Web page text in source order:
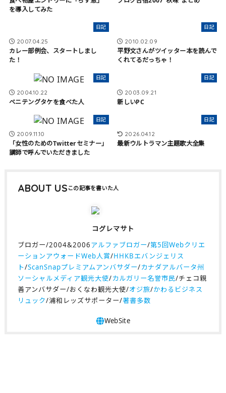
を導入してみた
日記
2007.04.25
カレー部例会、スタートしまし
た！
日記
2010.02.09
平野文さんがツイッター本を読んで
くれてるだっちゃ！
日記
2004.10.22
ベニテングタケを食べた人
日記
2003.09.21
新しいPC
日記
2009.11.10
「女性のためのTwitterセミナー」
講師で呼んでいただきました
日記
2026.04.12
最新ウルトラマン主題歌大全集
ABOUT US
コグレマサト
ブロガー/2004&2006アルファブロガー/第5回Webクリエ
ーションアウォードWeb人賞/HHKBエバンジェリス
ト/ScanSnapプレミアムアンバサダー/カナダアルバータ州
ソーシャルメディア観光大使/カルガリー名誉市民/チェコ親
善アンバサダー/おくなわ観光大使/オジ旅/かわるビジネス
リュック/浦和レッズサポーター/著書多数